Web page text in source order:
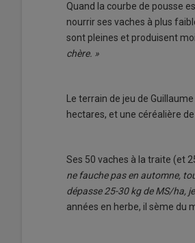
Quand la courbe de pousse
nourrir ses vaches à plus
sont pleines et produisent
chère. »
Le terrain de jeu de
hectares, et une céréalière
Ses 50 vaches à la traite (et
ne fauche pas en automne,
dépasse 25-30 kg de MS/ha,
années en herbe, il sème du